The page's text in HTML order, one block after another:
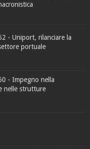
- Uniport, rilanciare la
portuale
- Impegno nella
nelle strutture